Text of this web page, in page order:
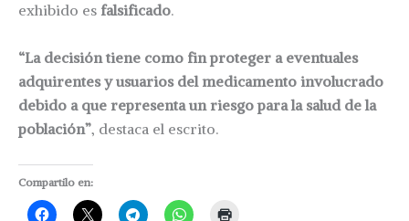
exhibido es falsificado.
“La decisión tiene como fin proteger a eventuales
adquirentes y usuarios del medicamento involucrado
debido a que representa un riesgo para la salud de la
población”, destaca el escrito.
Compartilo en: